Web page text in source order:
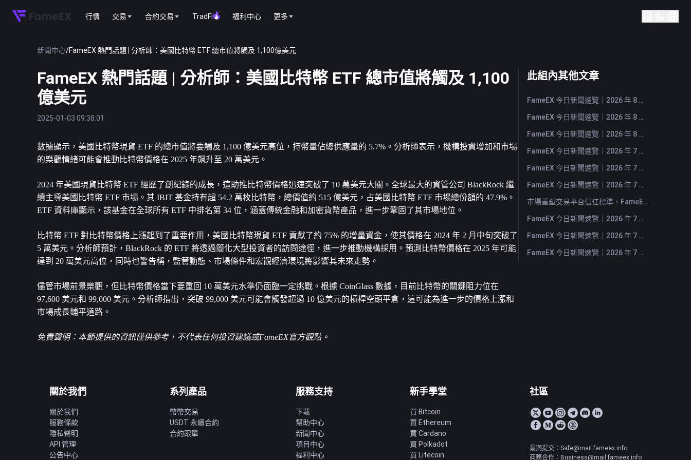
行情 交易 合約交易 TradFi 福利中心 更多
新聞中心/FameEX 熱門話題 | 分析師：美國比特幣 ETF 總市值將觸及 1,100億美元
FameEX 熱門話題 | 分析師：美國比特幣 ETF 總市值將觸及 1,100
億美元
2025-01-03 09:38:01
數據顯示，美國 比特幣現貨 ETF 的總市值將要觸及 1,100 億美元高位，持幣量佔總供應量的 5.7%。分析師表示，機構投資增加和市場
的樂觀情緒可能會推動比特幣價格在 2025 年飆升至 20 萬美元。
2024 年美國現貨比特幣 ETF 經歷了創紀錄的成長，這助推比特幣價格迅速突破了 10 萬美元大關。全球最大的資管公司 BlackRock 繼
續主導美國比特幣 ETF 市場。其 IBIT 基金持有超 54.2 萬枚比特幣，總價值約 515 億美元，占美國比特幣 ETF 市場總份額的 47.9%。
ETF 資料庫顯示，該基金在全球所有 ETF 中排名第 34 位，涵蓋傳統金融和加密貨幣產品，進一步鞏固了其市場地位。
比特幣 ETF 對比特幣價格上漲起到了重要作用，美國比特幣現貨 ETF 貢獻了約 75% 的增量資金，使其價格在 2024 年 2 月中旬突破了
5 萬美元。分析師預計，BlackRock 的 ETF 將透過簡化大型投資者的訪問途徑，進一步推動機構採用。預測比特幣價格在 2025 年可能
達到 20 萬美元高位，同時也警告稱，監管動態、市場條件和宏觀經濟環境將影響其未來走勢。
儘管市場前景樂觀，但比特幣價格當下要重回 10 萬美元水準仍面臨一定挑戰。根據 CoinGlass 數據，目前比特幣的關鍵阻力位在
97,600 美元和 99,000 美元。分析師指出，突破 99,000 美元可能會觸發超過 10 億美元的槓桿空頭平倉，這可能為進一步的價格上漲和
市場成長鋪平道路。
免責聲明：本節提供的資訊僅供參考，不代表任何投資建議或FameEX官方觀點。
此組內其他文章
FameEX 今日新聞速覽｜2026 年 8 月 5 日
FameEX 今日新聞速覽｜2026 年 8 月 4 日
FameEX 今日新聞速覽｜2026 年 8 月 3 日
FameEX 今日新聞速覽｜2026 年 7 月 31 日
FameEX 今日新聞速覽｜2026 年 7 月 30 日
FameEX 今日新聞速覽｜2026 年 7 月 29 日
市場重塑交易平台信任標準，FameEX 以八年穩健營運持續服務全球用戶
FameEX 今日新聞速覽｜2026 年 7 月 28 日
FameEX 今日新聞速覽｜2026 年 7 月 27 日
FameEX 今日新聞速覽｜2026 年 7 月 24 日
關於我們
關於我們
服務條款
隱私聲明
API 管理
公告中心
系列產品
幣幣交易
USDT 永續合約
合約跟單
服務支持
下載
幫助中心
新聞中心
項目中心
福利中心
新手學堂
買 Bitcoin
買 Ethereum
買 Cardano
買 Polkadot
買 Litecoin
社區
漏洞提交：Safe@mail.fameex.info
商務合作：Business@mail.fameex.info